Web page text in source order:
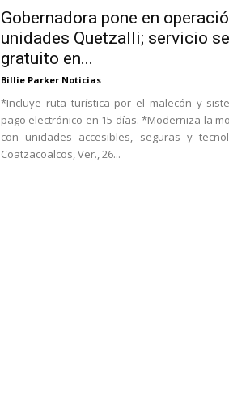
Gobernadora pone en
unidades Quetzalli; servicio
gratuito en...
Billie Parker Noticias
*Incluye ruta turística por el malecón y
pago electrónico en 15 días. *Moderniza la
con unidades accesibles, seguras y
Coatzacoalcos, Ver., 26...